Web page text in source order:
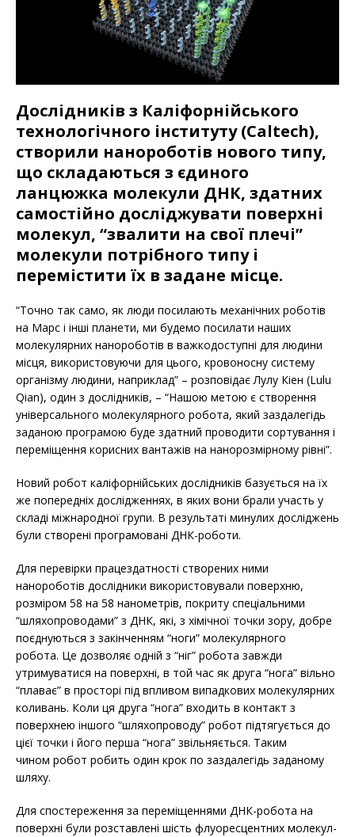
Дослідників з Каліфорнійського
технологічного інституту (Caltech),
створили нанороботів нового типу,
що складаються з єдиного
ланцюжка молекули ДНК, здатних
самостійно досліджувати поверхні
молекул, “звалити на свої плечі”
молекули потрібного типу і
перемістити їх в задане місце.
“Точно так само, як люди посилають механічних роботів
на Марс і інші планети, ми будемо посилати наших
молекулярних нанороботів в важкодоступні для людини
місця, використовуючи для цього, кровоносну систему
організму людини, наприклад” – розповідає Лулу Кіен (Lulu
Qian), один з дослідників, – “Нашою метою є створення
універсального молекулярного робота, який заздалегідь
заданою програмою буде здатний проводити сортування і
переміщення корисних вантажів на нанорозмірному рівні”.
Новий робот каліфорнійських дослідників базується на їх
же попередніх дослідженнях, в яких вони брали участь у
складі міжнародної групи. В результаті минулих досліджень
були створені програмовані ДНК-роботи.
Для перевірки працездатності створених ними
нанороботів дослідники використовували поверхню,
розміром 58 на 58 нанометрів, покриту спеціальними
“шляхопроводами” з ДНК, які, з хімічної точки зору, добре
поєднуються з закінченням “ноги” молекулярного
робота. Це дозволяє одній з “ніг” робота завжди
утримуватися на поверхні, в той час як друга “нога” вільно
“плаває” в просторі під впливом випадкових молекулярних
коливань. Коли ця друга “нога” входить в контакт з
поверхнею іншого “шляхопроводу” робот підтягується до
цієї точки і його перша “нога” звільняється. Таким
чином робот робить один крок по заздалегідь заданому
шляху.
Для спостереження за переміщеннями ДНК-робота на
поверхні були розставлені шість флуоресцентних молекул-